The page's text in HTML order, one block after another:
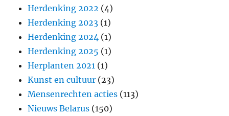
Herdenking 2022 (4)
Herdenking 2023 (1)
Herdenking 2024 (1)
Herdenking 2025 (1)
Herplanten 2021 (1)
Kunst en cultuur (23)
Mensenrechten acties (113)
Nieuws Belarus (150)